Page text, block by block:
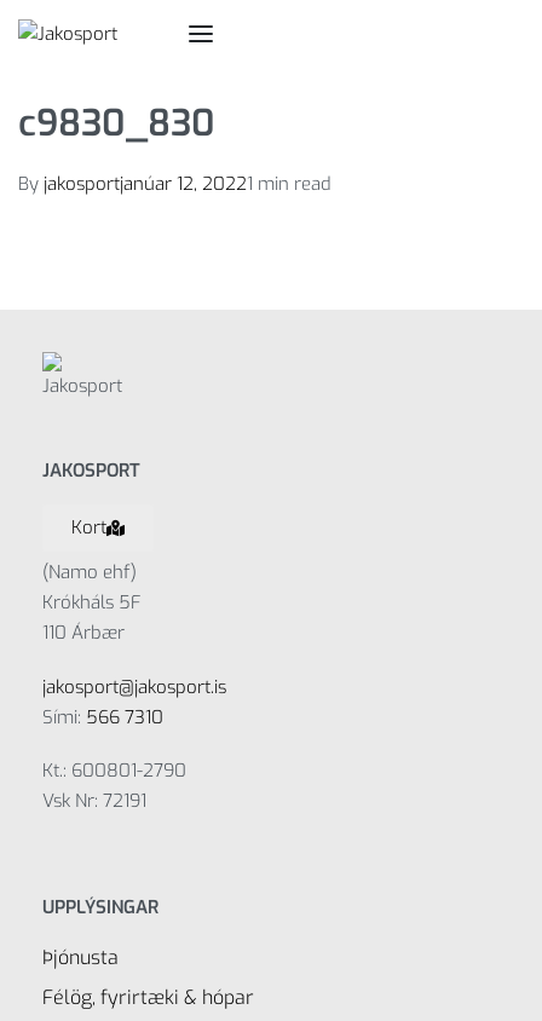
c9830_830
By jakosportjanúar 12, 20221 min read
JAKOSPORT
Kort
(Namo ehf)
Krókháls 5F
110 Árbær
jakosport@jakosport.is
Sími: 566 7310
Kt.: 600801-2790
Vsk Nr: 72191
UPPLÝSINGAR
Þjónusta
Félög, fyrirtæki & hópar